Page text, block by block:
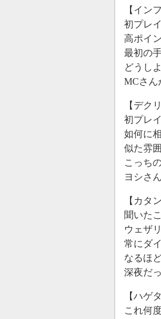
【イン
初プレイ
高ポイ
最初の
どうし
MCさん
【デク
初プレ
如何に
似た雰
こっち
ヨシさ
【カタン
聞いた
ウェザ
常にダ
なるほ
深夜だ
【ハゲ
これ何